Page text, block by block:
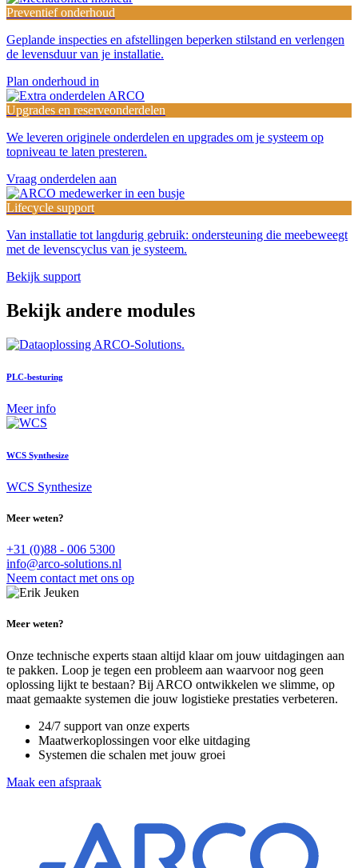
Preventief onderhoud
Geplande inspecties en afstellingen beperken stilstand en verlengen
de levensduur van je installatie.
Plan onderhoud in
Upgrades en reserveonderdelen
We leveren originele onderdelen en upgrades om je systeem op
topniveau te laten presteren.
Vraag onderdelen aan
Lifecycle support
Van installatie tot langdurig gebruik: ondersteuning die meebeweegt
met de levenscyclus van je systeem.
Bekijk support
Bekijk andere modules
PLC-besturing
Meer info
WCS Synthesize
WCS Synthesize
Meer weten?
+31 (0)88 - 006 5300
info@arco-solutions.nl
Neem contact met ons op
Meer weten?
Onze technische experts staan altijd klaar om jouw uitdagingen aan
te pakken. Loop je tegen een probleem aan waarvoor nog geen
oplossing lijkt te bestaan? Bij ARCO ontwikkelen we slimme, op
maat gemaakte systemen die jouw logistieke prestaties verbeteren.
24/7 support van onze experts
Maatwerkoplossingen voor elke uitdaging
Systemen die schalen met jouw groei
Maak een afspraak